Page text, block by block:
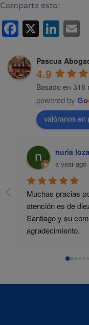
Comparte esto:
Facebook
X
Pascua
4.9
Basado en 318
powered by Go
valóranos en
nuria
a year ago
Muchas gracias
atención es de
Santiago y su
agradecimiento.